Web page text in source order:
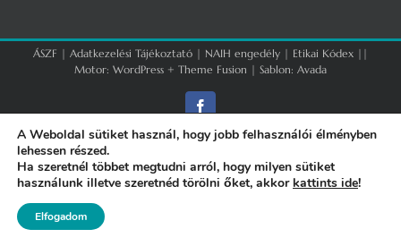
ÁSZF | Adatkezelési Tájékoztató | NAIH engedély | Etikai Kódex ||
Motor: WordPress + Theme Fusion | Sablon: Avada
Facebook
A Weboldal sütiket használ, hogy jobb felhasználói élményben
lehessen részed.
Ha szeretnél többet megtudni arról, hogy milyen sütiket
használunk illetve szeretnéd törölni őket, akkor kattints ide!
Elfogadom